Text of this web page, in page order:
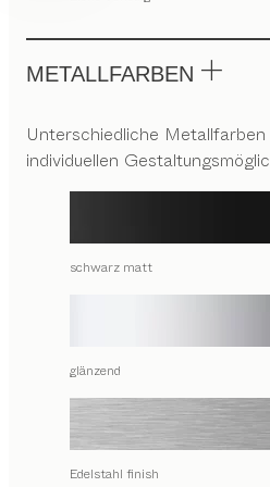
METALLFARBEN
Unterschiedliche
individuellen
schwarz matt
glänzend
Edelstahl finish